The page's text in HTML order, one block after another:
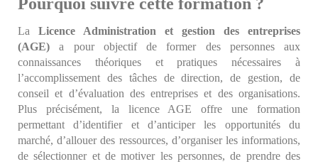
La Licence Administration et gestion des entreprises
(AGE) a pour objectif de former des personnes aux
connaissances théoriques et pratiques nécessaires à
l’accomplissement des tâches de direction, de gestion, de
conseil et d’évaluation des entreprises et des organisations.
Plus précisément, la licence AGE offre une formation
permettant d’identifier et d’anticiper les opportunités du
marché, d’allouer des ressources, d’organiser les informations,
de sélectionner et de motiver les personnes, de prendre des